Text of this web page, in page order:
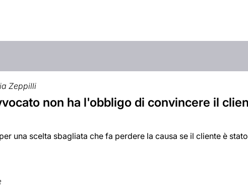
Zeppilli
non ha l'obbligo di convincere il
una scelta sbagliata che fa perdere la causa se il cliente è